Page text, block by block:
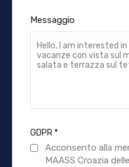
Messaggio
GDPR*
Acconsento alla
MAASS Croazia